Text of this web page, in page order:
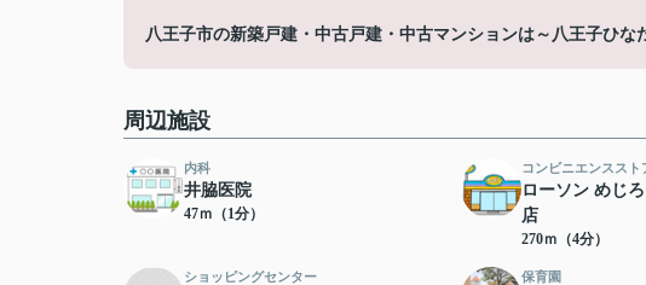
八王子市の新築戸建・中古戸建・中古マンションは～八王子ひな
周辺施設
内科
井脇医院
47ｍ（1分）
コンビニエンススト
ローソン めじ
店
270ｍ（4分）
ショッピングセンター 保育園